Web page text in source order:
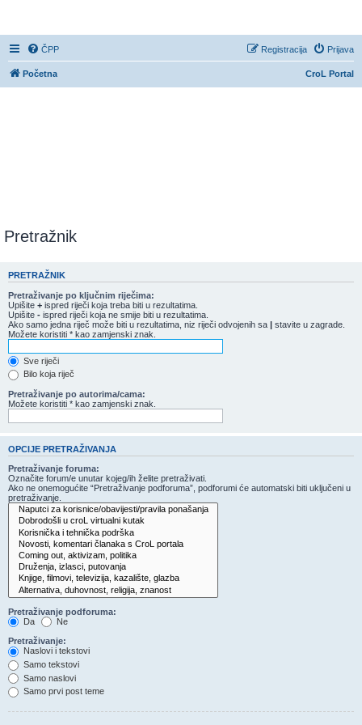
ČPP Prijava
Registracija
CroL Portal
Početna
Pretražnik
PRETRAŽNIK
Pretraživanje po ključnim riječima:
Upišite + ispred riječi koja treba biti u rezultatima.
Upišite - ispred riječi koja ne smije biti u rezultatima.
Ako samo jedna riječ može biti u rezultatima, niz riječi odvojenih sa | stavite u zagrade.
Možete koristiti * kao zamjenski znak.
Sve riječi
Bilo koja riječ
Pretraživanje po autorima/cama:
Možete koristiti * kao zamjenski znak.
OPCIJE PRETRAŽIVANJA
Pretraživanje foruma:
Označite forum/e unutar kojeg/ih želite pretraživati.
Ako ne onemogućite “Pretraživanje podforuma”, podforumi će automatski biti uključeni u
pretraživanje.
Pretraživanje podforuma:
Da
Ne
Pretraživanje:
Naslovi i tekstovi
Samo tekstovi
Samo naslovi
Samo prvi post teme